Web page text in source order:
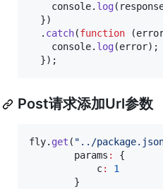
console. log(
})
. catch(function (
console. log(error) ;
}) ;
Post请求添加Url参数
fly. get ( "../
        params
:
{
            c
:
1
        }